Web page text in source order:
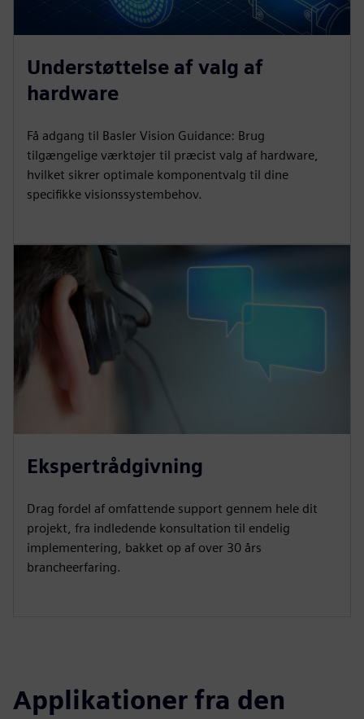
Understøttelse af valg af
hardware
Få adgang til Basler Vision Guidance: Brug
tilgængelige værktøjer til præcist valg af hardware,
hvilket sikrer optimale komponentvalg til dine
specifikke visionssystembehov.
Ekspertrådgivning
Drag fordel af omfattende support gennem hele dit
projekt, fra indledende konsultation til endelig
implementering, bakket op af over 30 års
brancheerfaring.
Applikationer fra den